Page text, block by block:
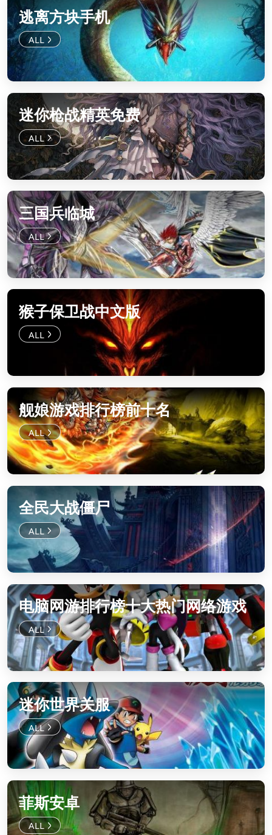
逃离方块手机
迷你枪战精英免费
三国兵临城
猴子保卫战中文版
舰娘游戏排行榜前十名
全民大战僵尸
电脑网游排行榜十大热门网络游戏
迷你世界关服
菲斯安卓